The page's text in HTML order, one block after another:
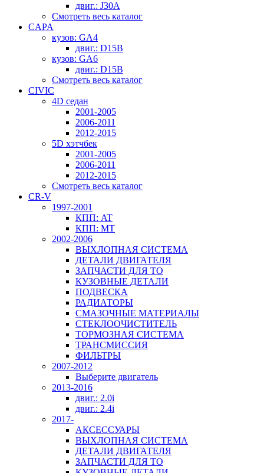
двиг.: J30A
Смотреть весь каталог
CAPA
кузов: GA4
двиг.: D15B
кузов: GA6
двиг.: D15B
Смотреть весь каталог
CIVIC
4D седан
2001-2005
2006-2011
2012-2015
5D хэтчбек
2001-2005
2006-2011
2012-2015
Смотреть весь каталог
CR-V
1997-2001
КПП: AT
КПП: MT
2002-2006
ВЫХЛОПНАЯ СИСТЕМА
ДЕТАЛИ ДВИГАТЕЛЯ
ЗАПЧАСТИ ДЛЯ ТО
КУЗОВНЫЕ ДЕТАЛИ
ПОДВЕСКА
РАДИАТОРЫ
СМАЗОЧНЫЕ МАТЕРИАЛЫ
СТЕКЛООЧИСТИТЕЛЬ
ТОРМОЗНАЯ СИСТЕМА
ТРАНСМИССИЯ
ФИЛЬТРЫ
2007-2012
Выберите двигатель
2013-2016
двиг.: 2.0i
двиг.: 2.4i
2017-
АКСЕССУАРЫ
ВЫХЛОПНАЯ СИСТЕМА
ДЕТАЛИ ДВИГАТЕЛЯ
ЗАПЧАСТИ ДЛЯ ТО